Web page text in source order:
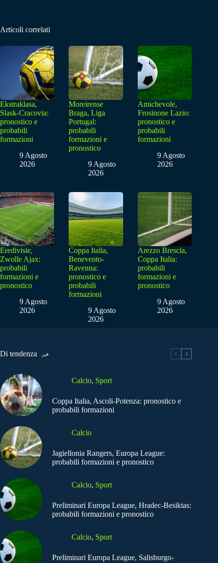
Articoli correlati
Ekstraklasa,
Slask-Cracovia:
pronostico e
probabili
formazioni
9 Agosto
2026
Moreirense
Braga, Liga
Portugal:
probabili
formazioni e
pronostico
9 Agosto
2026
Amichevole,
Frosinone Lazio:
pronostico e
probabili
formazioni
9 Agosto
2026
Eredivisie,
Zwolle Ajax:
probabili
formazioni e
pronostico
9 Agosto
2026
Coppa Italia,
Benevento-
Ravenna:
pronostico e
probabili
formazioni
9 Agosto
2026
Arezzo Brescia,
Coppa Italia:
probabili
formazioni e
pronostico
9 Agosto
2026
Di tendenza
Calcio, Sport
Coppa Italia, Ascoli-Potenza: pronostico e
probabili formazioni
Calcio
Jagiellonia Rangers, Europa League:
probabili formazioni e pronostico
Calcio, Sport
Preliminari Europa League, Hradec-Besiktas:
probabili formazioni e pronostico
Calcio, Sport
Preliminari Europa League, Salisburgo-